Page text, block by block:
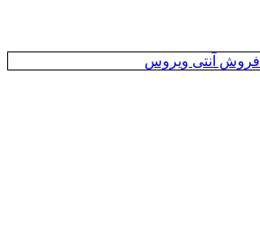
فروش آنتی ویروس